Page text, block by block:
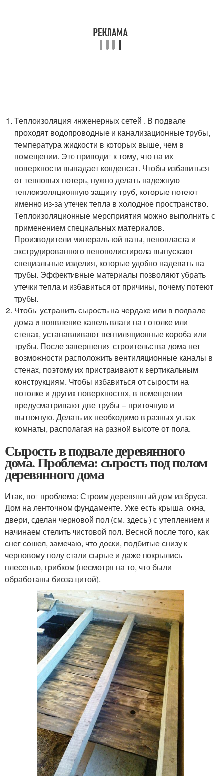
Теплоизоляция инженерных сетей . В подвале
проходят водопроводные и канализационные трубы,
температура жидкости в которых выше, чем в
помещении. Это приводит к тому, что на их
поверхности выпадает конденсат. Чтобы избавиться
от тепловых потерь, нужно делать надежную
теплоизоляционную защиту труб, которые потеют
именно из-за утечек тепла в холодное пространство.
Теплоизоляционные мероприятия можно выполнить с
применением специальных материалов.
Производители минеральной ваты, пенопласта и
экструдированного пенополистирола выпускают
специальные изделия, которые удобно надевать на
трубы. Эффективные материалы позволяют убрать
утечки тепла и избавиться от причины, почему потеют
трубы.
Чтобы устранить сырость на чердаке или в подвале
дома и появление капель влаги на потолке или
стенах, устанавливают вентиляционные короба или
трубы. После завершения строительства дома нет
возможности расположить вентиляционные каналы в
стенах, поэтому их пристраивают к вертикальным
конструкциям. Чтобы избавиться от сырости на
потолке и других поверхностях, в помещении
предусматривают две трубы – приточную и
вытяжную. Делать их необходимо в разных углах
комнаты, располагая на разной высоте от пола.
Сырость в подвале деревянного
дома. Проблема: сырость под полом
деревянного дома
Итак, вот проблема: Строим деревянный дом из бруса.
Дом на ленточном фундаменте. Уже есть крыша, окна,
двери, сделан черновой пол (см. здесь ) с утеплением и
начинаем стелить чистовой пол. Весной после того, как
снег сошел, замечаю, что доски, подбитые снизу к
черновому полу стали сырые и даже покрылись
плесенью, грибком (несмотря на то, что были
обработаны биозащитой).